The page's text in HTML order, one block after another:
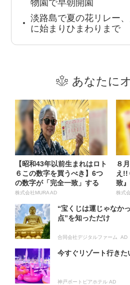
物園で早朝開園
淡路島で夏の花リレー
に始まりひまわりまで
あなたに
【昭和43年以前生まれはロト
６この数字を買うべき】6つ
の数字が「完全一致」する
方...
株式会社MURA AD
８
え!!
致
株式
“宝くじは運じゃなか
点”を知っただけ
合同会社デジタルファーム AD
今すぐリゾート行き
神戸ポートピアホテル AD